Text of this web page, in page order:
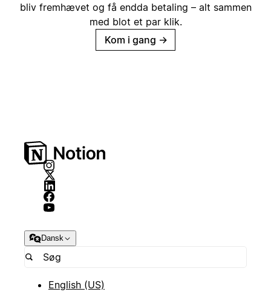
bliv fremhævet og få endda betaling – alt sammen
med blot et par klik.
Kom i gang →
Dansk
English (US)